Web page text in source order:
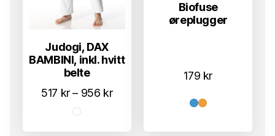
Judogi, DAX
BAMBINI, inkl. hvitt
belte
517 kr – 956 krPrisområde:
Biofuse
øreplugger
179 kr